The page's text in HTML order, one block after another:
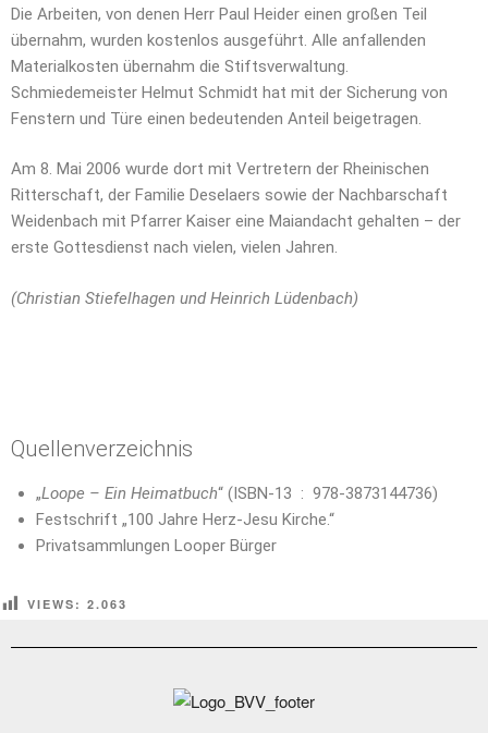
Die Arbeiten, von denen Herr Paul Heider einen großen Teil
übernahm, wurden kostenlos ausgeführt. Alle anfallenden
Materialkosten übernahm die Stiftsverwaltung.
Schmiedemeister Helmut Schmidt hat mit der Sicherung von
Fenstern und Türe einen bedeutenden Anteil beigetragen.
Am 8. Mai 2006 wurde dort mit Vertretern der Rheinischen
Ritterschaft, der Familie Deselaers sowie der Nachbarschaft
Weidenbach mit Pfarrer Kaiser eine Maiandacht gehalten – der
erste Gottesdienst nach vielen, vielen Jahren.
(Christian Stiefelhagen und Heinrich Lüdenbach)
Quellenverzeichnis
„Loope – Ein Heimatbuch“ ( ISBN-13 ‏ : ‎ 978-3873144736)
Festschrift „100 Jahre Herz-Jesu Kirche.“
Privatsammlungen Looper Bürger
VIEWS: 2.063